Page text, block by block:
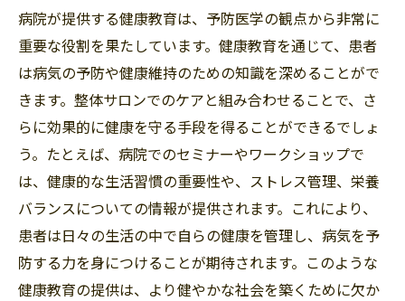
病院が提供する健康教育は、予防医学の観点から非常に
重要な役割を果たしています。健康教育を通じて、患者
は病気の予防や健康維持のための知識を深めることがで
きます。整体サロンでのケアと組み合わせることで、さ
らに効果的に健康を守る手段を得ることができるでしょ
う。たとえば、病院でのセミナーやワークショップで
は、健康的な生活習慣の重要性や、ストレス管理、栄養
バランスについての情報が提供されます。これにより、
患者は日々の生活の中で自らの健康を管理し、病気を予
防する力を身につけることが期待されます。このような
健康教育の提供は、より健やかな社会を築くために欠か